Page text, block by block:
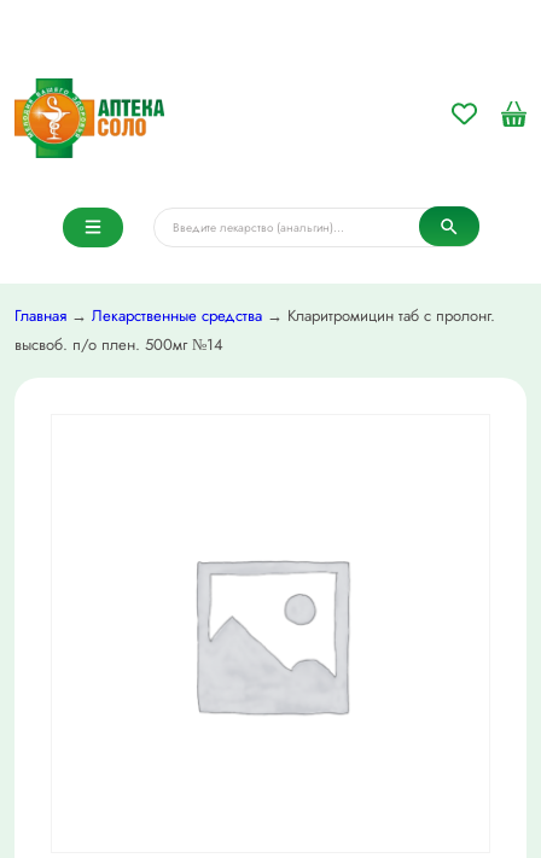
Главная → Лекарственные средства → Кларитромицин таб с пролонг.
высвоб. п/о плен. 500мг №14